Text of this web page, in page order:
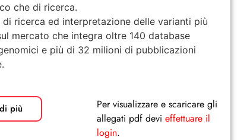
che di ricerca.
di ricerca ed interpretazione delle varianti più
mercato che integra oltre 140 database
e più di 32 milioni di pubblicazioni
più
Per visualizzare e scaricare gli
allegati pdf devi effettuare il
login.